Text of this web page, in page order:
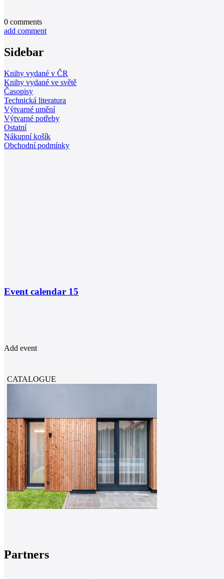
0 comments
add comment
Sidebar
Knihy vydané v ČR
Knihy vydané ve světě
Časopisy
Technická literatura
Výtvarné umění
Výtvarné potřeby
Ostatní
Nákupní košík
Obchodní podmínky
Event calendar 15
Add event
CATALOGUE
Partners